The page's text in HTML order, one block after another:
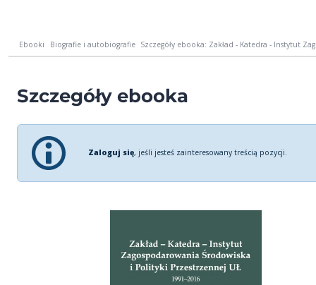
Ebooki Biografie i autobiografie Szczegóły ebooka: Zakład - Katedra - Instytut
Szczegóły ebooka
Zaloguj się, jeśli jesteś zainteresowany treścią pozycji.